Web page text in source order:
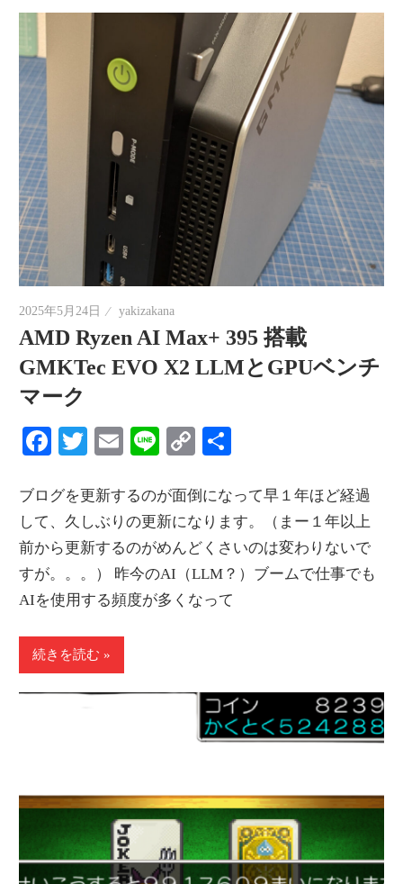
2025年5月24日 yakizakana
AMD Ryzen AI Max+ 395 搭載
GMKTec EVO X2 LLMとGPUベンチ
マーク
Facebook
Twitter
EmailLineCopy
ブログを更新するのが面倒になって早１年ほど経過
して、久しぶりの更新になります。（まー１年以上
前から更新するのがめんどくさいのは変わりないで
すが。。。） 昨今のAI（LLM？）ブームで仕事でも
AIを使用する頻度が多くなって
続きを読む